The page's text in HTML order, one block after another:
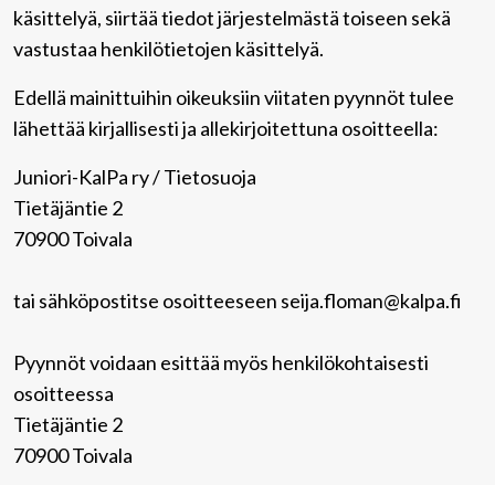
käsittelyä, siirtää tiedot järjestelmästä toiseen sekä
vastustaa henkilötietojen käsittelyä.
Edellä mainittuihin oikeuksiin viitaten pyynnöt tulee
lähettää kirjallisesti ja allekirjoitettuna osoitteella:
Juniori-KalPa ry / Tietosuoja
Tietäjäntie 2
70900 Toivala
tai sähköpostitse osoitteeseen seija.floman@kalpa.fi
Pyynnöt voidaan esittää myös henkilökohtaisesti
osoitteessa
Tietäjäntie 2
70900 Toivala